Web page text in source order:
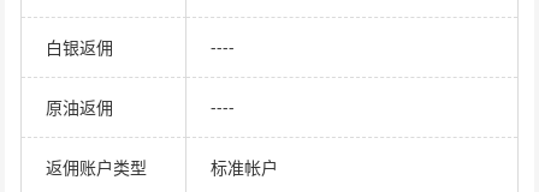
白银返佣 ----
原油返佣 ----
返佣账户类型 标准帐户